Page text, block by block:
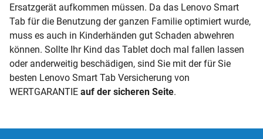
Ersatzgerät aufkommen müssen. Da das Lenovo Smart
Tab für die Benutzung der ganzen Familie optimiert wurde,
muss es auch in Kinderhänden gut Schaden abwehren
können. Sollte Ihr Kind das Tablet doch mal fallen lassen
oder anderweitig beschädigen, sind Sie mit der für Sie
besten Lenovo Smart Tab Versicherung von
WERTGARANTIE auf der sicheren Seite.